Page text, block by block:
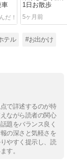
車
1日お散歩
5ヶ月前
テル #お出かけ
で詳述するのが特
ながら読者の関心
題をバランス良く
の深さと気軽さを
やすく提示し、読
す。